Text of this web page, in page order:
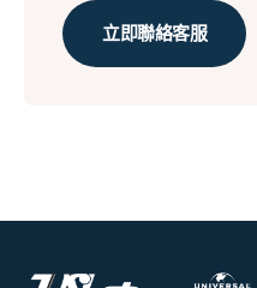
立即聯絡客服